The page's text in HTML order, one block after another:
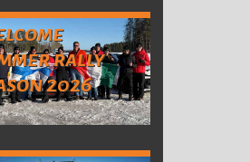
rally
2026